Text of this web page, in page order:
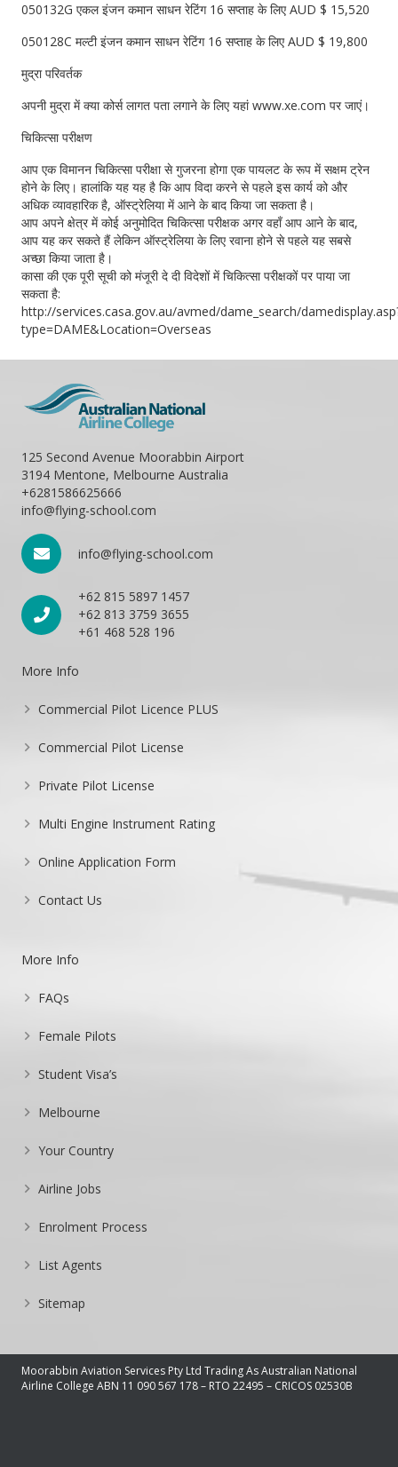
050132G एकल इंजन कमान साधन रेटिंग 16 सप्ताह के लिए AUD $ 15,520
050128C मल्टी इंजन कमान साधन रेटिंग 16 सप्ताह के लिए AUD $ 19,800
मुद्रा परिवर्तक
अपनी मुद्रा में क्या कोर्स लागत पता लगाने के लिए यहां www.xe.com पर जाएं।
चिकित्सा परीक्षण
आप एक विमानन चिकित्सा परीक्षा से गुजरना होगा एक पायलट के रूप में सक्षम ट्रेन
होने के लिए। हालांकि यह यह है कि आप विदा करने से पहले इस कार्य को और
अधिक व्यावहारिक है, ऑस्ट्रेलिया में आने के बाद किया जा सकता है।
आप अपने क्षेत्र में कोई अनुमोदित चिकित्सा परीक्षक अगर वहाँ आप आने के बाद,
आप यह कर सकते हैं लेकिन ऑस्ट्रेलिया के लिए रवाना होने से पहले यह सबसे
अच्छा किया जाता है।
कासा की एक पूरी सूची को मंजूरी दे दी विदेशों में चिकित्सा परीक्षकों पर पाया जा
सकता है:
http://services.casa.gov.au/avmed/dame_search/
type=DAME&Location=Overseas
125 Second Avenue Moorabbin Airport
3194 Mentone, Melbourne Australia
+6281586625666
info@flying-school.com
info@flying-school.com
+62 815 5897 1457
+62 813 3759 3655
+61 468 528 196
More Info
Commercial Pilot Licence PLUS
Commercial Pilot License
Private Pilot License
Multi Engine Instrument Rating
Online Application Form
Contact Us
More Info
FAQs
Female Pilots
Student Visa’s
Melbourne
Your Country
Airline Jobs
Enrolment Process
List Agents
Sitemap
Moorabbin Aviation Services Pty Ltd Trading As Australian National
Airline College ABN 11 090 567 178 – RTO 22495 – CRICOS 02530B